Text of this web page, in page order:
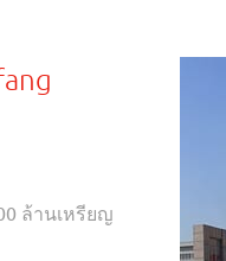
ล้านเหรียญ